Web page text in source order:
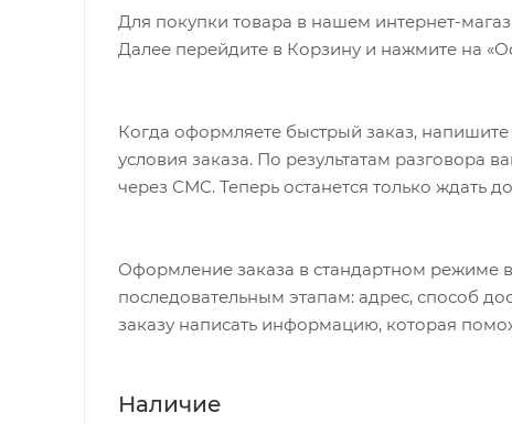
Для покупки товара в нашем интернет-
Далее перейдите в Корзину и нажмите на
Когда оформляете быстрый заказ,
условия заказа. По результатам разговора
через СМС. Теперь останется только ждать
Оформление заказа в стандартном режиме
последовательным этапам: адрес, способ
заказу написать информацию, которая
Наличие